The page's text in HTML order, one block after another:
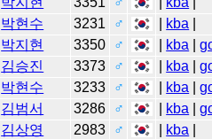
박현수 3231 ♂ kba
박지현 3350 ♂ kba |
김승진 3373 ♂ kba |
박현수 3233 ♂ kba |
김범서 3286 ♂ kba |
김상영 2983 ♂ kba